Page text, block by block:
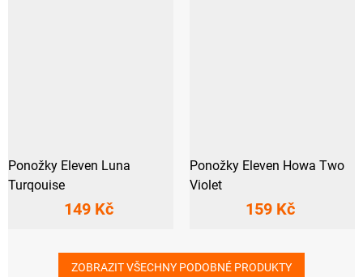
Ponožky Eleven Luna
Turqouise
149 Kč
Ponožky Eleven Howa Two
Violet
159 Kč
ZOBRAZIT VŠECHNY PODOBNÉ PRODUKTY